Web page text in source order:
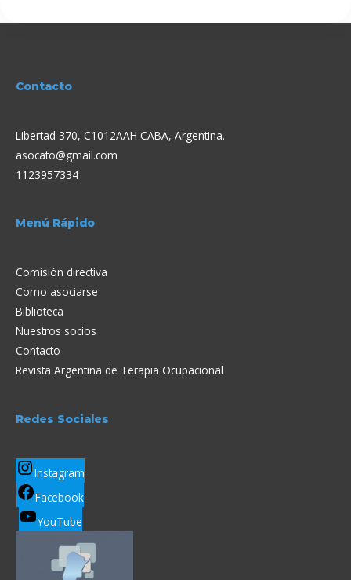
Contacto
Libertad 370, C1012AAH CABA, Argentina.
asocato@gmail.com
1123957334
Menú Rápido
Comisión directiva
Como asociarse
Biblioteca
Nuestros socios
Contacto
Revista Argentina de Terapia Ocupacional
Redes Sociales
Instagram
Facebook
YouTube